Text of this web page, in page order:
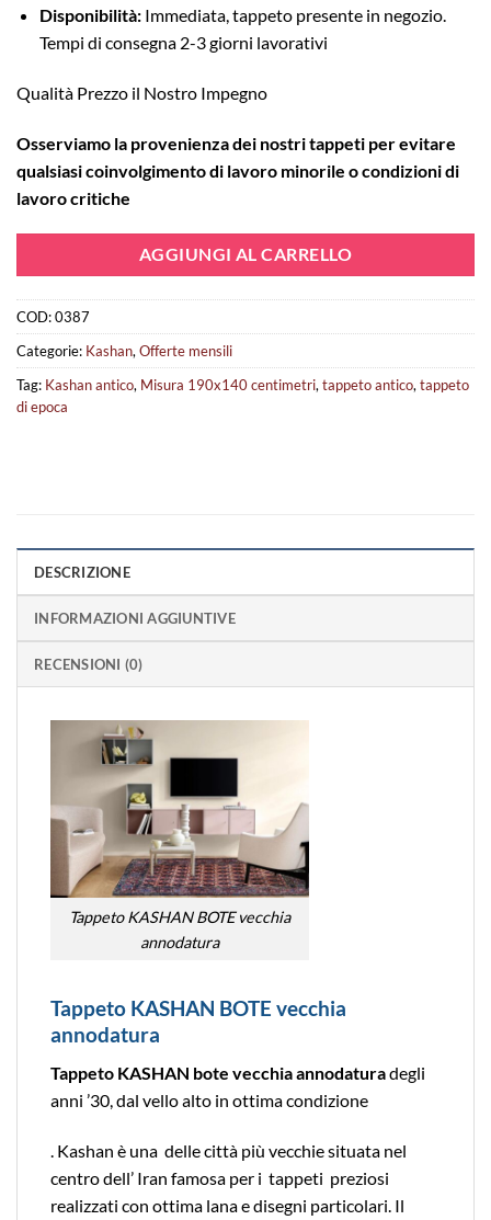
Disponibilità:Immediata, tappeto presente in negozio.
Tempi di consegna 2-3 giorni lavorativi
Qualità Prezzo il Nostro Impegno
Osserviamo la provenienza dei nostri tappeti per evitare
qualsiasi coinvolgimento di lavoro minorile o condizioni di
lavoro critiche
AGGIUNGI AL CARRELLO
COD:0387
Categorie: Kashan, Offerte mensili
Tag: Kashan antico, Misura 190x140 centimetri, tappeto antico, tappeto
di epoca
DESCRIZIONE
INFORMAZIONI AGGIUNTIVE
RECENSIONI (0)
Tappeto KASHAN BOTE vecchia
annodatura
Tappeto KASHAN BOTE vecchia
annodatura
Tappeto KASHAN bote vecchia annodaturadegli
anni ’30, dal vello alto in ottima condizione
. Kashan è una delle città più vecchie situata nel
centro dell’ Iran famosa per i tappeti preziosi
realizzati con ottima lana e disegni particolari. Il